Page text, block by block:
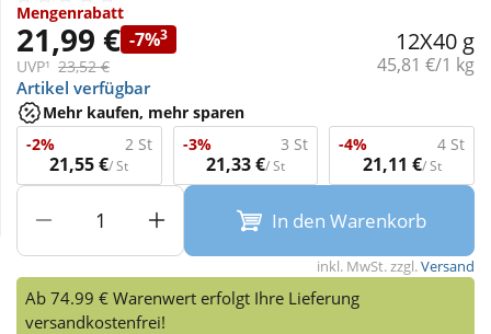
Sanitätshaus
Sport & Fitness
Tierbedarf
Wellness
Mengenrabatt
21,99 € -7%3
UVP¹ 23,52 €
12X40 g
Grundpreis:
45,81 €/1 kg
Artikel verfügbar
Mehr kaufen, mehr sparen
-2%
2 St
21,55 €/ St
-3% 3 St
21,33 €/ St
-4% 4 St
21,11 €/ St
In den Warenkorb
inkl. MwSt. zzgl.Versand
Ab 74.99 € Warenwert erfolgt Ihre Lieferung
versandkostenfrei!